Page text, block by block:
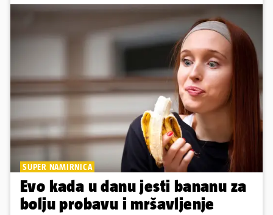
SUPER NAMIRNICA
Evo kada u danu jesti bananu za
bolju probavu i mršavljenje